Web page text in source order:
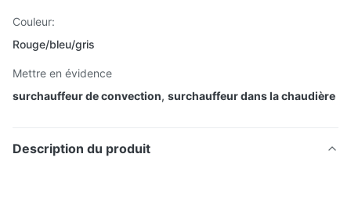
Couleur:
Rouge/bleu/gris
Mettre en évidence
surchauffeur de convection, surchauffeur dans la chaudière
Description du produit